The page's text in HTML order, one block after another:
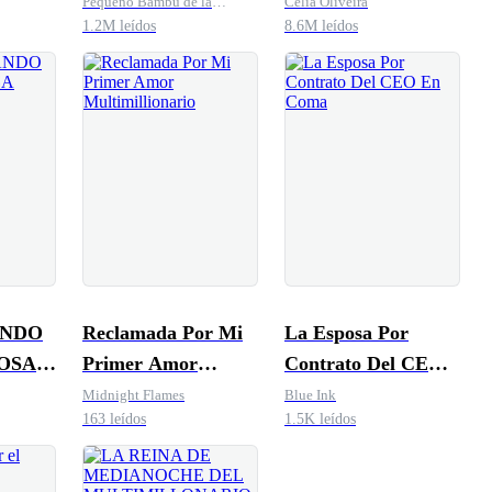
dominante
Familia Gu
1.2M leídos
hacienda
8.6M leídos
Reclamada Por Mi
Primer Amor
Multimillionario
Midnight Flames
163 leídos
La Esposa Por
Contrato Del CEO
En Coma
Blue Ink
1.5K leídos